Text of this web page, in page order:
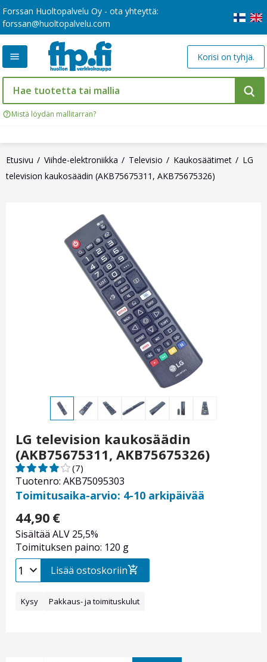
Forssan Huoltopalvelu Oy - ota yhteyttä:
forssan@huoltopalvelu.com
Mistä löydän mallitarran?
Korisi on tyhjä.
Etusivu Viihde-elektroniikka Televisio Kaukosäätimet
LG
television kaukosäädin (AKB75675311, AKB75675326)
LG television kaukosäädin
(AKB75675311, AKB75675326)
Tuotenro: AKB75095303
(7)
Toimitusaika-arvio: 4-10 arkipäivää
44,90 €
Sisältää ALV 25,5%
Toimituksen paino: 120 g
Lisää ostoskoriin
Kysy Pakkaus- ja toimituskulut